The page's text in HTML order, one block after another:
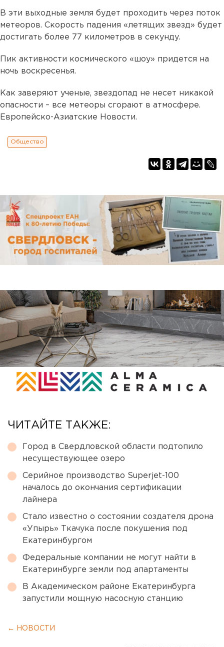
В эти выходные земля будет проходить через поток
метеоров. Скорость падения «летящих звезд» будет
достигать более 77 километров в секунду.
Пик активности космического «шоу» придется на
ночь воскресенья.
Как заверяют ученые, звездопад не несет никакой
опасности – все метеоры сгорают в атмосфере.
Европейско-Азиатские Новости.
Общество
ЧИТАЙТЕ ТАКЖЕ:
Город в Свердловской области подтопило
несуществующее озеро
Серийное производство Superjet-100
началось до окончания сертификации
лайнера
Стало известно о состоянии создателя дрона
«Упырь» Ткачука после покушения под
Екатеринбургом
Федеральные компании не могут найти в
Екатеринбурге земли под апартаменты
В Академическом районе Екатеринбурга
запустили мощную насосную станцию
← НОВОСТИ